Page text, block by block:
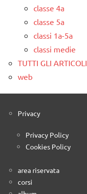
classe 4a
classe 5a
classi 1a-5a
classi medie
TUTTI GLI ARTICOLI
web
Privacy
Privacy Policy
Cookies Policy
area riservata
corsi